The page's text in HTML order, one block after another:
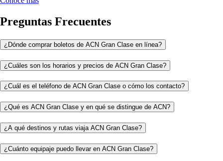
Preguntas Frecuentes
¿Dónde comprar boletos de ACN Gran Clase en línea?
¿Cuáles son los horarios y precios de ACN Gran Clase?
¿Cuál es el teléfono de ACN Gran Clase o cómo los contacto?
¿Qué es ACN Gran Clase y en qué se distingue de ACN?
¿A qué destinos y rutas viaja ACN Gran Clase?
¿Cuánto equipaje puedo llevar en ACN Gran Clase?